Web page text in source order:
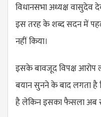
विधानसभा अध्यक्ष
इस तरह के शब्द सदन में
नहीं किया।
इसके बावजूद विपक्ष आरोप
बयान सुनने के बाद लगता है
है लेकिन इसका फैसला अब